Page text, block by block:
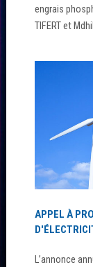
engrais
TIFERT et
APPEL À
L’annonce